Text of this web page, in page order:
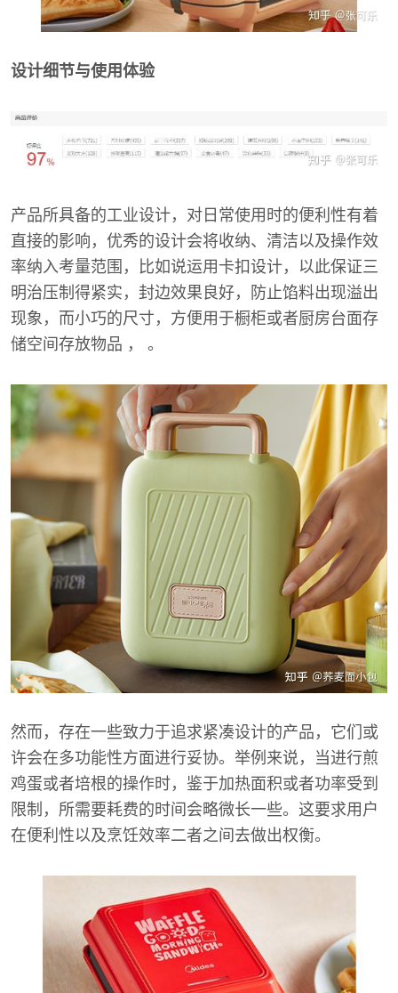
设计细节与使用体验
产品所具备的工业设计，对日常使用时的便利性有着
直接的影响，优秀的设计会将收纳、清洁以及操作效
率纳入考量范围，比如说运用卡扣设计，以此保证三
明治压制得紧实，封边效果良好，防止馅料出现溢出
现象，而小巧的尺寸，方便用于橱柜或者厨房台面存
储空间存放物品 ， 。
然而，存在一些致力于追求紧凑设计的产品，它们或
许会在多功能性方面进行妥协。举例来说，当进行煎
鸡蛋或者培根的操作时，鉴于加热面积或者功率受到
限制，所需要耗费的时间会略微长一些。这要求用户
在便利性以及烹饪效率二者之间去做出权衡。